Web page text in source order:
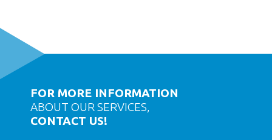
FOR MORE INFORMATION
ABOUT OUR SERVICES,
CONTACT US!